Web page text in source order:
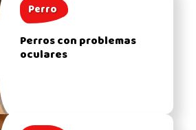
Perro
Perros con problemas
oculares